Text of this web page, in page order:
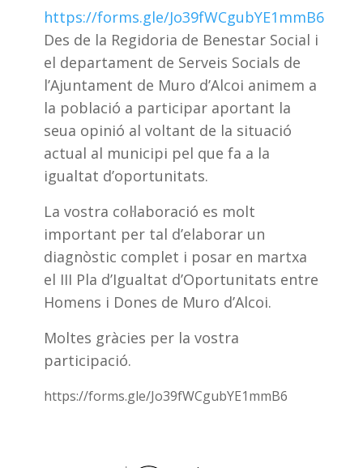
https://forms.gle/Jo39fWCgubYE1mmB6
Des de la Regidoria de Benestar Social i
el departament de Serveis Socials de
l’Ajuntament de Muro d’Alcoi animem a
la població a participar aportant la
seua opinió al voltant de la situació
actual al municipi pel que fa a la
igualtat d’oportunitats.
La vostra col·laboració es molt
important per tal d’elaborar un
diagnòstic complet i posar en martxa
el III Pla d’Igualtat d’Oportunitats entre
Homens i Dones de Muro d’Alcoi.
Moltes gràcies per la vostra
participació.
https://forms.gle/Jo39fWCgubYE1mmB6